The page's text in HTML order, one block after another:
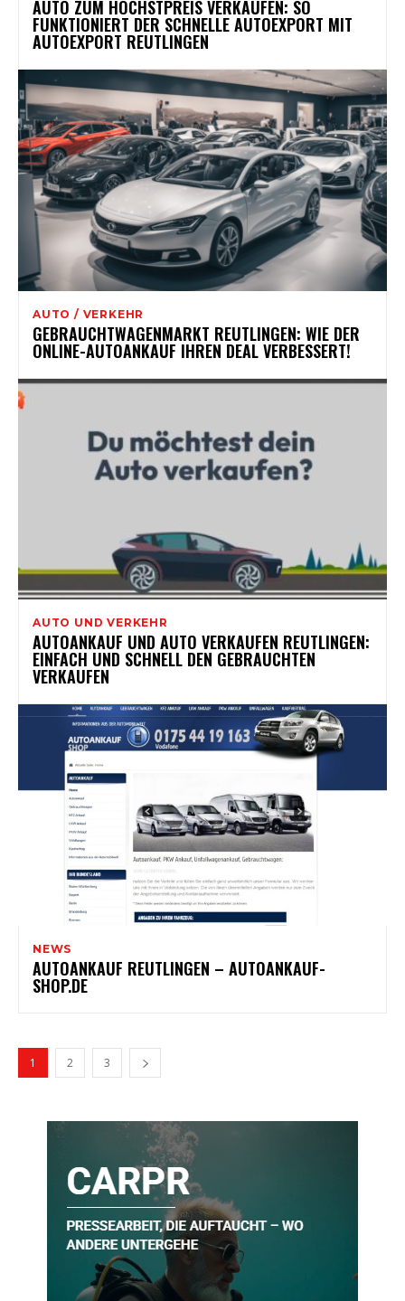
AUTO ZUM HÖCHSTPREIS VERKAUFEN: SO
FUNKTIONIERT DER SCHNELLE AUTOEXPORT MIT
AUTOEXPORT REUTLINGEN
AUTO / VERKEHR
GEBRAUCHTWAGENMARKT REUTLINGEN: WIE DER
ONLINE-AUTOANKAUF IHREN DEAL VERBESSERT!
AUTO UND VERKEHR
AUTOANKAUF UND AUTO VERKAUFEN REUTLINGEN:
EINFACH UND SCHNELL DEN GEBRAUCHTEN
VERKAUFEN
NEWS
AUTOANKAUF REUTLINGEN – AUTOANKAUF-
SHOP.DE
1 2 3